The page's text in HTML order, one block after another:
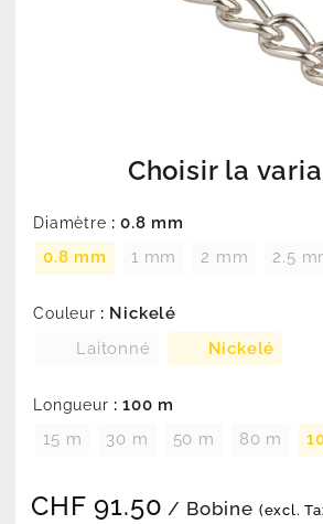
Choisir la
Diamètre : 0.8 mm
0.8 mm
1 mm 2 mm 2.5
Couleur : Nickelé
Laitonné
Nickelé
Longueur : 100 m
15 m
30 m 50 m 80 m
CHF 91.50 / Bobine (excl.